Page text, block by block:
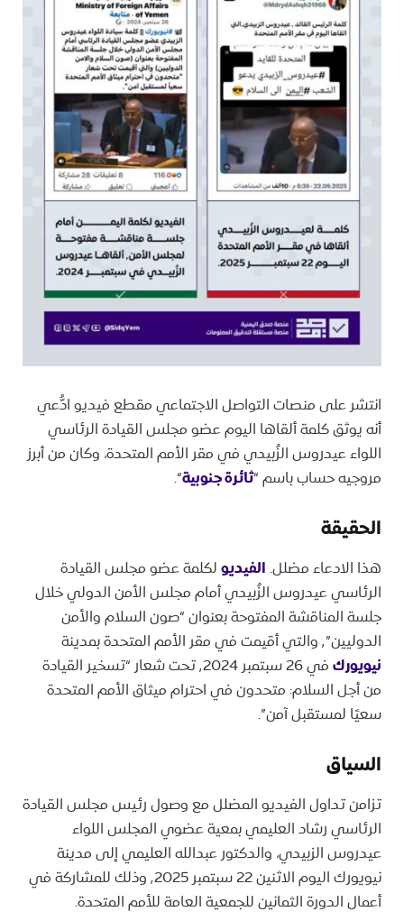
انتشر على منصات التواصل الاجتماعي مقطع فيديو ادُّعي
أنه يوثق كلمة ألقاها اليوم عضو مجلس القيادة الرئاسي
اللواء عيدروس الزُبيدي في مقر الأمم المتحدة، وكان من أبرز
مروجيه حساب باسم “ثائرة جنوبية“.
الحقيقة
هذا الادعاء مضلل.الفيديولكلمة عضو مجلس القيادة
الرئاسي عيدروس الزُبيدي أمام مجلس الأمن الدولي خلال
جلسة المناقشة المفتوحة بعنوان “صون السلام والأمن
الدوليين”٬ والتي أقيمت في مقر الأمم المتحدة بمدينة
نيويورك
في 26 سبتمبر ٬2024 تحت شعار “تسخير القيادة
من أجل السلام: متحدون في احترام ميثاق الأمم المتحدة
سعيًا لمستقبل آمن”.
السياق
تزامن تداول الفيديو المضلل مع وصول رئيس مجلس القيادة
الرئاسي رشاد العليمي بمعية عضوي المجلس اللواء
عيدروس الزبيدي، والدكتور عبدالله العليمي إلى مدينة
نيويورك اليوم الاثنين 22 سبتمبر ٬2025 وذلك للمشاركة في
أعمال الدورة الثمانين للجمعية العامة للأمم المتحدة.